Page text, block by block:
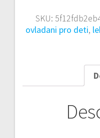
SKU:
ovladani pro deti,